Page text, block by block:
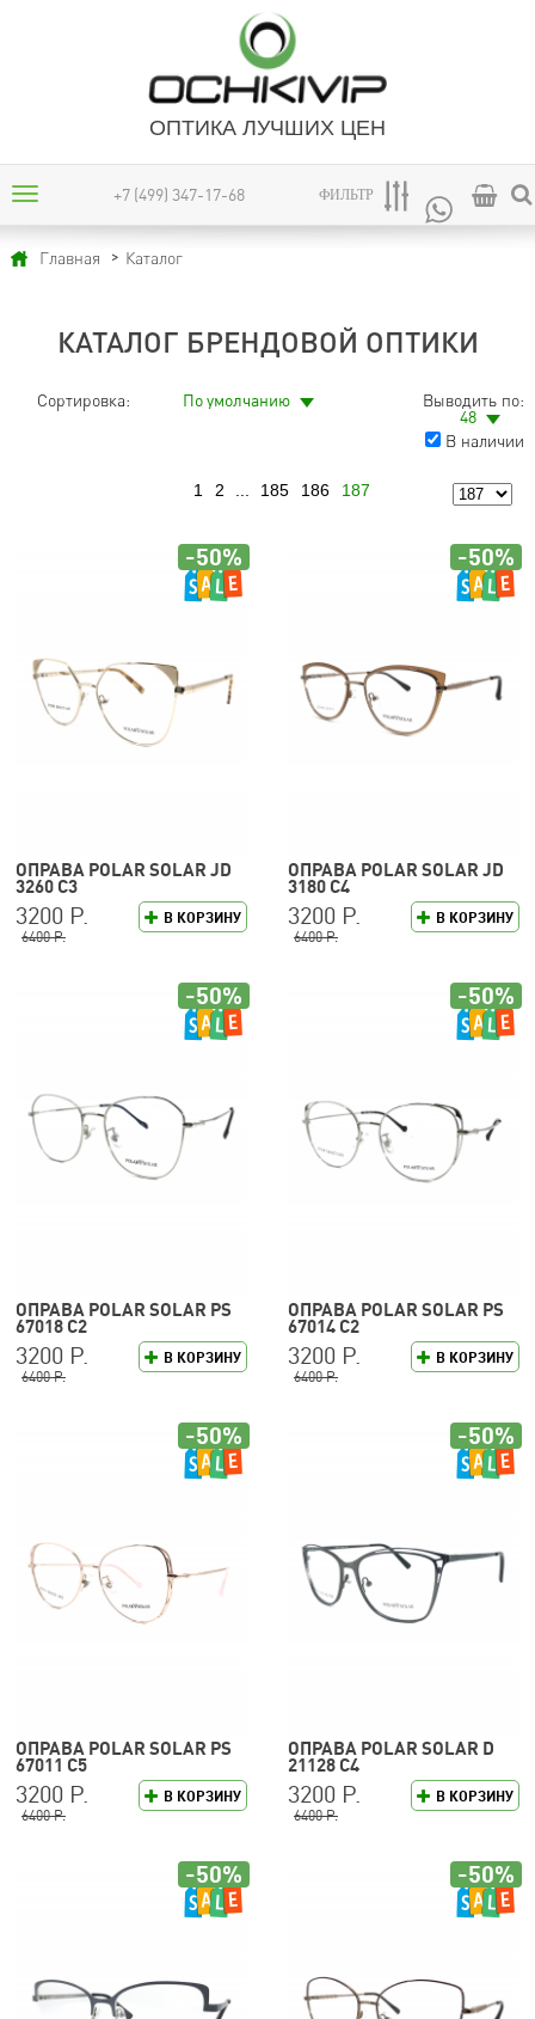
ОПТИКА ЛУЧШИХ ЦЕН
+7 (499) 347-17-68 ФИЛЬТР
Главная Каталог
КАТАЛОГ БРЕНДОВОЙ ОПТИКИ
Сортировка: По умолчанию
Выводить по:
48
В наличии
Предыдущая
1 2 185 186 187
ОПРАВА POLAR SOLAR JD
3260 C3
В КОРЗИНУ
3200 Р.
6400 Р.
-50%
ОПРАВА POLAR SOLAR JD
3180 C4
В КОРЗИНУ
3200 Р.
6400 Р.
-50%
ОПРАВА POLAR SOLAR PS
67018 C2
В КОРЗИНУ
3200 Р.
6400 Р.
-50%
ОПРАВА POLAR SOLAR PS
67014 C2
В КОРЗИНУ
3200 Р.
6400 Р.
-50%
ОПРАВА POLAR SOLAR PS
67011 C5
В КОРЗИНУ
3200 Р.
6400 Р.
-50%
ОПРАВА POLAR SOLAR D
21128 C4
В КОРЗИНУ
3200 Р.
6400 Р.
-50%
-50% -50%